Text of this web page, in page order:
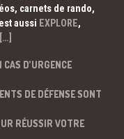
carnets de rando,
aussi EXPLORE,
[…]
D’URGENCE
DE DÉFENSE SONT
RÉUSSIR VOTRE